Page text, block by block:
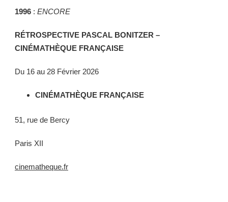
1996 : ENCORE
RÉTROSPECTIVE PASCAL BONITZER –
CINÉMATHÈQUE FRANÇAISE
Du 16 au 28 Février 2026
CINÉMATHÈQUE FRANÇAISE
51, rue de Bercy
Paris XII
cinematheque.fr